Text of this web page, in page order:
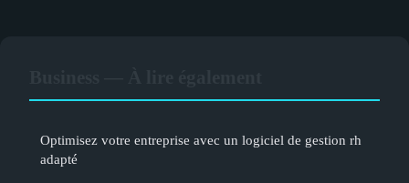
Optimisez votre entreprise avec un logiciel de gestion rh
adapté